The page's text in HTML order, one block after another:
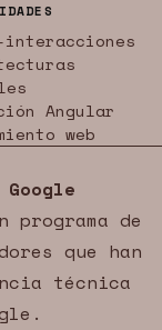
interacciones
Angular
web
Google
programa de
que han
técnica